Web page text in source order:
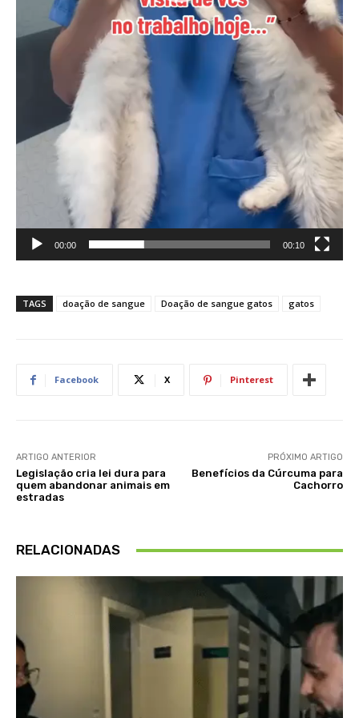
00:00 00:10
TAGS doação de sangue Doação de sangue gatos gatos
Facebook X Pinterest
ARTIGO ANTERIOR
Legislação cria lei dura para
quem abandonar animais em
estradas
PRÓXIMO ARTIGO
Benefícios da Cúrcuma para
Cachorro
RELACIONADAS